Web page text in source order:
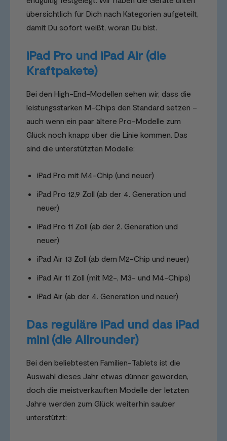
übersichtlich für Dich nach Kategorien aufgeteilt,
damit Du sofort weißt, woran Du bist.
iPad Pro und iPad Air (die
Kraftpakete)
Bei den High-End-Modellen sehen wir, dass die
leistungsstarken M-Chips den Standard setzen –
auch wenn ein paar ältere Pro-Modelle zum
Glück noch knapp über die Linie kommen. Das
sind die unterstützten Modelle:
iPad Pro mit M4-Chip (und neuer)
iPad Pro 12,9 Zoll (ab der 4. Generation und
neuer)
iPad Pro 11 Zoll (ab der 2. Generation und
neuer)
iPad Air 13 Zoll (ab dem M2-Chip und neuer)
iPad Air 11 Zoll (mit M2-, M3- und M4-Chips)
iPad Air (ab der 4. Generation und neuer)
Das reguläre iPad und das iPad
mini (die Allrounder)
Bei den beliebtesten Familien-Tablets ist die
Auswahl dieses Jahr etwas dünner geworden,
doch die meistverkauften Modelle der letzten
Jahre werden zum Glück weiterhin sauber
unterstützt: